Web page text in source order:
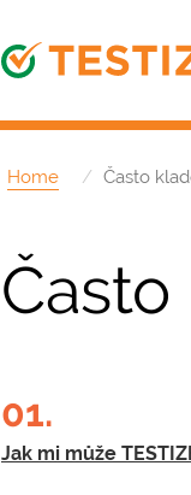
Home Často
01.
Jak mi může